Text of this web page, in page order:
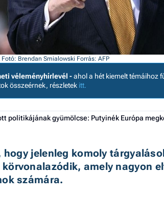
Fotó: Brendan Smialowski Forrás: AFP
véleményhírlevél -ahol a hét kiemelt témáihoz
összeérnek, részletek itt.
politikájának gyümölcse: Putyinék Európa
hogy jelenleg komoly
amely nagyon
számára.